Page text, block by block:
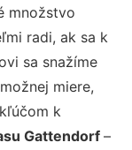
množstvo
radi, ak sa k
sa snažíme
miere,
k
Gattendorf–